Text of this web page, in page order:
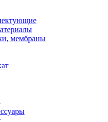
мембраны